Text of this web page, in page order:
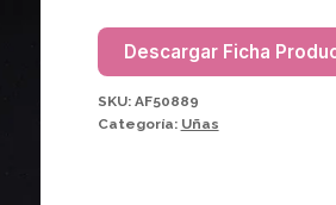
(10PCS)
AF50889
cantidad
Descargar Ficha
SKU: AF50889
Categoría: Uñas